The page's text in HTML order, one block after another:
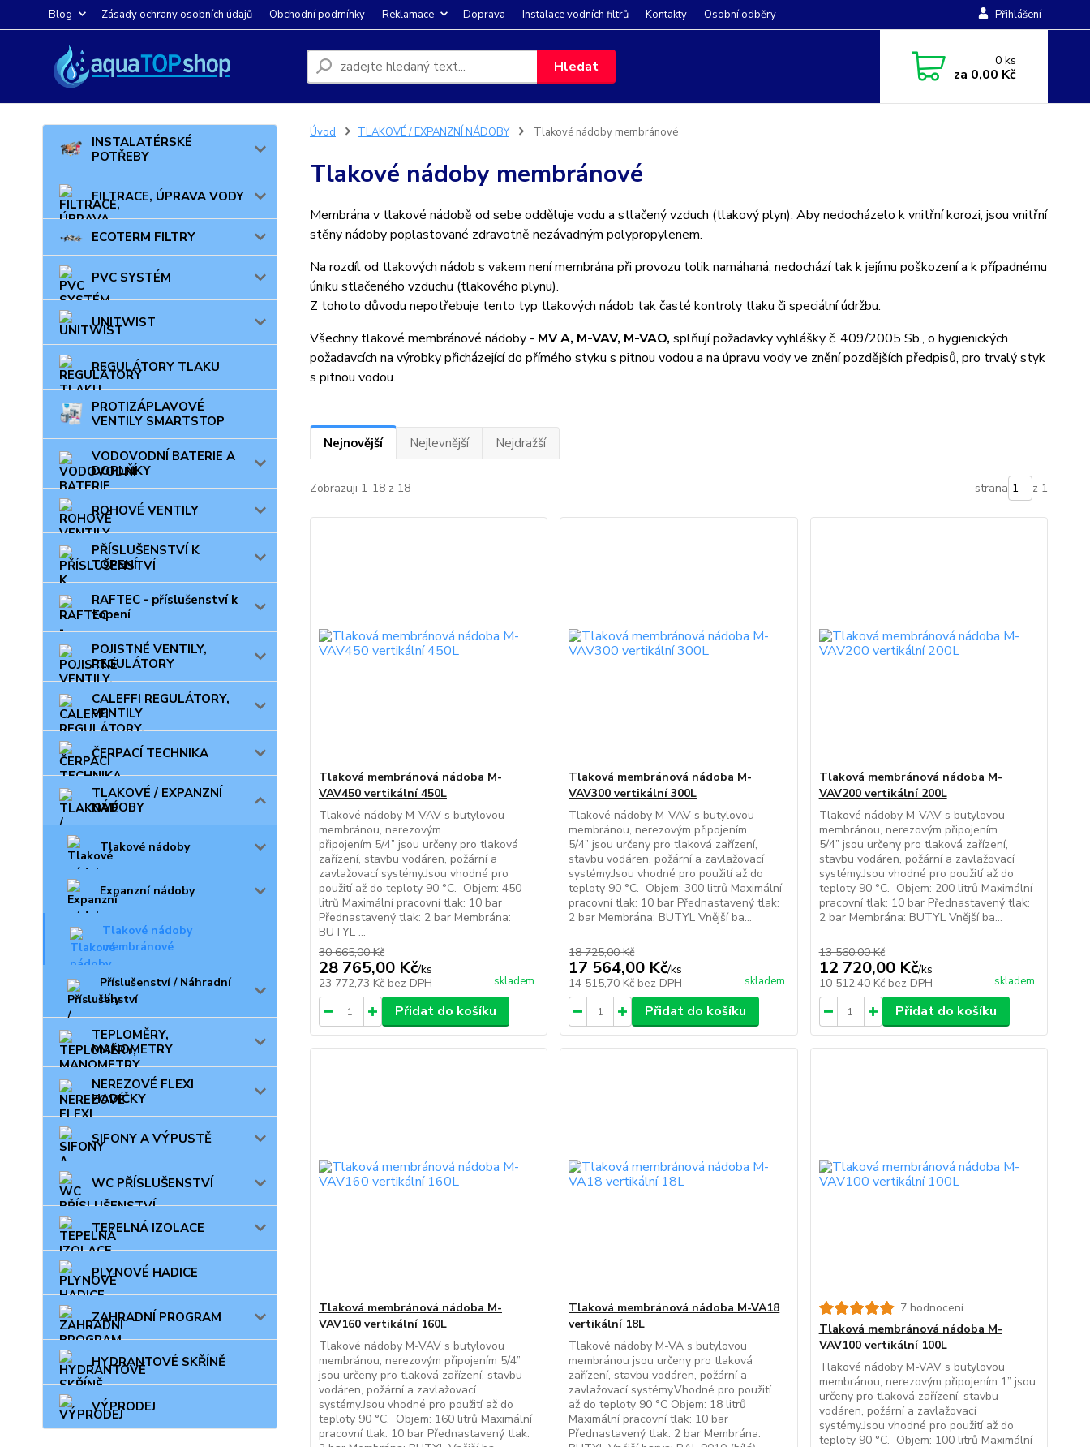
Blog Zásady ochrany osobních údajů Obchodní podmínky Reklamace Doprava Instalace vodních filtrů Kontakty Osobní odběry Přihlášení
Hledat 0ks
za 0,00 Kč
INSTALATÉRSKÉ
POTŘEBY
FILTRACE, ÚPRAVA VODY
ECOTERM FILTRY
PVC SYSTÉM
UNITWIST
REGULÁTORY TLAKU
PROTIZÁPLAVOVÉ
VENTILY SMARTSTOP
VODOVODNÍ BATERIE A
DOPLŇKY
ROHOVÉ VENTILY
PŘÍSLUŠENSTVÍ K
TOPENÍ
RAFTEC - příslušenství k
topení
POJISTNÉ VENTILY,
REGULÁTORY
CALEFFI REGULÁTORY,
VENTILY
ČERPACÍ TECHNIKA
TLAKOVÉ / EXPANZNÍ
NÁDOBY
Tlakové nádoby
Expanzní nádoby
Tlakové nádoby
membránové
Příslušenství / Náhradní
díly
TEPLOMĚRY,
MANOMETRY
NEREZOVÉ FLEXI
HADIČKY
SIFONY A VÝPUSTĚ
WC PŘÍSLUŠENSTVÍ
TEPELNÁ IZOLACE
PLYNOVÉ HADICE
ZAHRADNÍ PROGRAM
HYDRANTOVÉ SKŘÍNĚ
VÝPRODEJ
Úvod TLAKOVÉ / EXPANZNÍ NÁDOBY Tlakové nádoby membránové
Tlakové nádoby membránové
Membrána v tlakové nádobě od sebe odděluje vodu a stlačený vzduch (tlakový plyn). Aby nedocházelo k vnitřní korozi, jsou vnitřní
stěny nádoby poplastované zdravotně nezávadným polypropylenem.
Na rozdíl od tlakových nádob s vakem není membrána při provozu tolik namáhaná, nedochází tak k jejímu poškození a k případnému
úniku stlačeného vzduchu (tlakového plynu).
Z tohoto důvodu nepotřebuje tento typ tlakových nádob tak časté kontroly tlaku či speciální údržbu.
Všechny tlakové membránové nádoby - M­V A, M-VAV, M-VAO, splňují požadavky vyhlášky č. 409/2005 Sb., o hygienických
požadavcích na výrobky přicházející do přímého styku s pitnou vodou a na úpravu vody ve znění pozdějších předpisů, pro trvalý styk
s pitnou vodou.
Nejnovější Nejlevnější Nejdražší
Zobrazuji 1-18 z 18 strana z 1
Tlaková membránová nádoba M-
VAV450 vertikální 450L
Tlakové nádoby M-VAV s butylovou
membránou, nerezovým
připojením 5/4” jsou určeny pro tlaková
zařízení, stavbu vodáren, požární a
zavlažovací systémy.Jsou vhodné pro
použití až do teploty 90 °C. Objem: 450
litrů Maximální pracovní tlak: 10 bar
Přednastavený tlak: 2 bar Membrána:
BUTYL ...
30 665,00 Kč
28 765,00 Kč/ks
23 772,73 Kč bez DPH skladem
Přidat do košíku
Tlaková membránová nádoba M-
VAV300 vertikální 300L
Tlakové nádoby M-VAV s butylovou
membránou, nerezovým připojením
5/4” jsou určeny pro tlaková zařízení,
stavbu vodáren, požární a zavlažovací
systémy.Jsou vhodné pro použití až do
teploty 90 °C. Objem: 300 litrů Maximální
pracovní tlak: 10 bar Přednastavený tlak:
2 bar Membrána: BUTYL Vnější ba...
18 725,00 Kč
17 564,00 Kč/ks
14 515,70 Kč bez DPH skladem
Přidat do košíku
Tlaková membránová nádoba M-
VAV200 vertikální 200L
Tlakové nádoby M-VAV s butylovou
membránou, nerezovým připojením
5/4” jsou určeny pro tlaková zařízení,
stavbu vodáren, požární a zavlažovací
systémy.Jsou vhodné pro použití až do
teploty 90 °C. Objem: 200 litrů Maximální
pracovní tlak: 10 bar Přednastavený tlak:
2 bar Membrána: BUTYL Vnější ba...
13 560,00 Kč
12 720,00 Kč/ks
10 512,40 Kč bez DPH skladem
Přidat do košíku
Tlaková membránová nádoba M-
VAV160 vertikální 160L
Tlakové nádoby M-VAV s butylovou
membránou, nerezovým připojením 5/4”
jsou určeny pro tlaková zařízení, stavbu
vodáren, požární a zavlažovací
systémy.Jsou vhodné pro použití až do
teploty 90 °C. Objem: 160 litrů Maximální
pracovní tlak: 10 bar Přednastavený tlak:
Tlaková membránová nádoba M-VA18
vertikální 18L
Tlakové nádoby M-VA s butylovou
membránou jsou určeny pro tlaková
zařízení, stavbu vodáren, požární a
zavlažovací systémy.Vhodné pro použití
až do teploty 90 °C Objem: 18 litrů
Maximální pracovní tlak: 10 bar
Přednastavený tlak: 2 bar Membrána:
7 hodnocení
Tlaková membránová nádoba M-
VAV100 vertikální 100L
Tlakové nádoby M-VAV s butylovou
membránou, nerezovým připojením 1” jsou
určeny pro tlaková zařízení, stavbu
vodáren, požární a zavlažovací
systémy.Jsou vhodné pro použití až do
teploty 90 °C. Objem: 100 litrů Maximální